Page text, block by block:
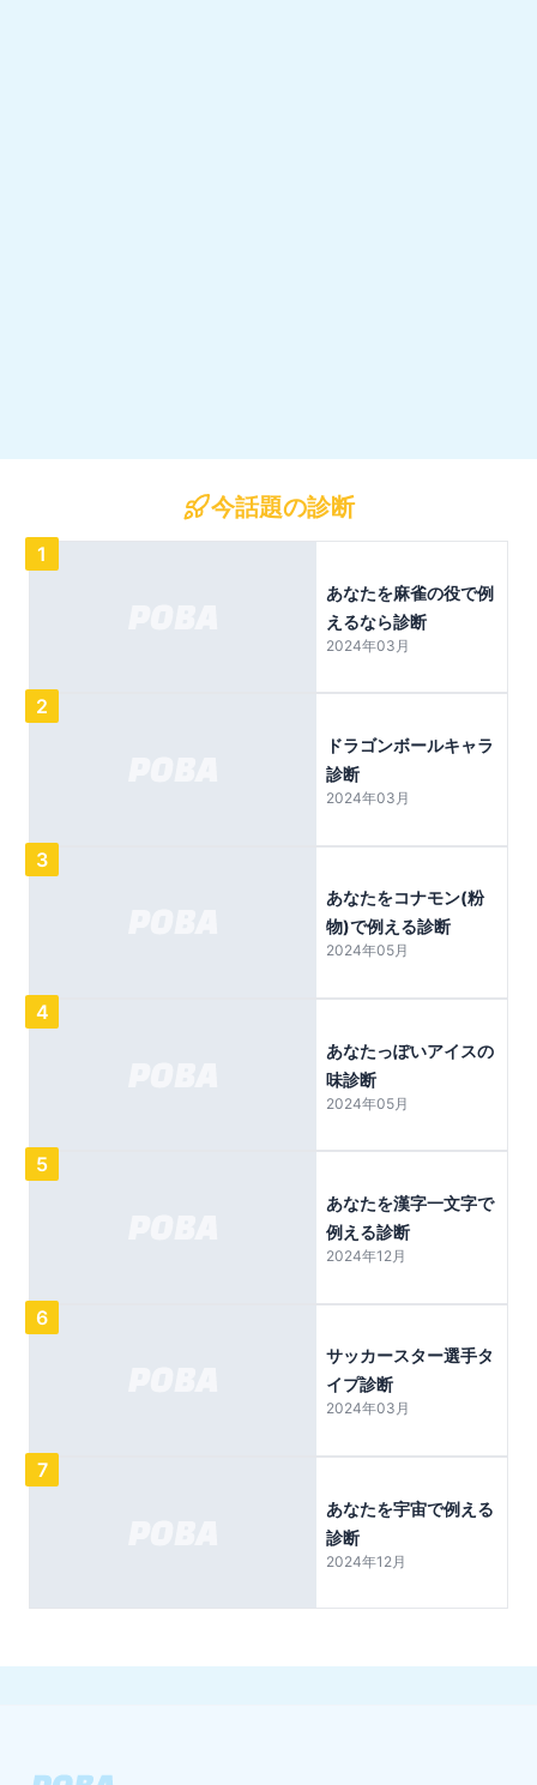
今話題の診断
1
あなたを麻雀の役で例
えるなら診断
2024年03月
2
ドラゴンボールキャラ
診断
2024年03月
3
あなたをコナモン(粉
物)で例える診断
2024年05月
4
あなたっぽいアイスの
味診断
2024年05月
5
あなたを漢字一文字で
例える診断
2024年12月
6
サッカースター選手タ
イプ診断
2024年03月
7
あなたを宇宙で例える
診断
2024年12月